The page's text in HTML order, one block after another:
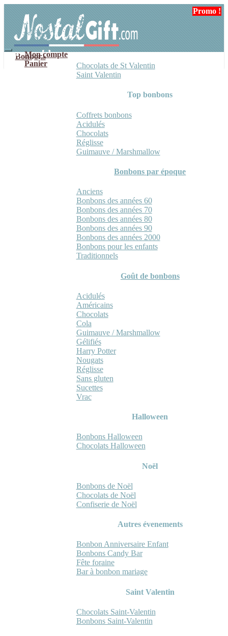
navigation
contenu
Mon compte
Panier
Bonbons
Chocolats de St Valentin
Saint Valentin
Top bonbons
Coffrets bonbons
Acidulés
Chocolats
Réglisse
Guimauve / Marshmallow
Bonbons par époque
Anciens
Bonbons des années 60
Bonbons des années 70
Bonbons des années 80
Bonbons des années 90
Bonbons des années 2000
Bonbons pour les enfants
Traditionnels
Goût de bonbons
Acidulés
Américains
Chocolats
Cola
Guimauve / Marshmallow
Gélifiés
Harry Potter
Nougats
Réglisse
Sans gluten
Sucettes
Vrac
Halloween
Bonbons Halloween
Chocolats Halloween
Noël
Bonbons de Noël
Chocolats de Noël
Confiserie de Noël
Autres évenements
Bonbon Anniversaire Enfant
Bonbons Candy Bar
Fête foraine
Bar à bonbon mariage
Saint Valentin
Chocolats Saint-Valentin
Bonbons Saint-Valentin
Promo !
Promo !
Promo !